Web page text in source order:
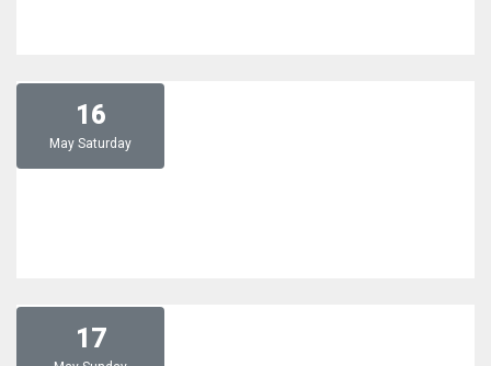
16
MaySaturday
17